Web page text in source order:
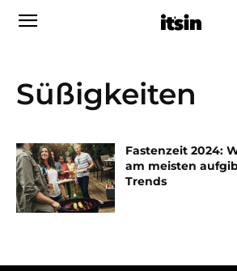
Süßigkeiten
Fastenzeit 2024:
am meisten
Trends